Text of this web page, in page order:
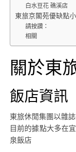
白水豆花 礁溪店
東旅京閣苑優缺點
請按讚：
相關
關於東
飯店資訊
東旅休閒集團以雜
目前的據點大多在
泉飯店